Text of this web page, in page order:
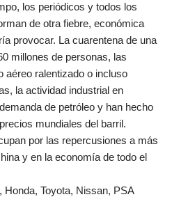
los periódicos y todos los
de otra fiebre, económica
provocar. La cuarentena de una
millones de personas, las
aéreo ralentizado o incluso
la actividad industrial en
de petróleo y han hecho
mundiales del barril.
por las repercusiones a más
y en la economía de todo el
Honda, Toyota, Nissan, PSA